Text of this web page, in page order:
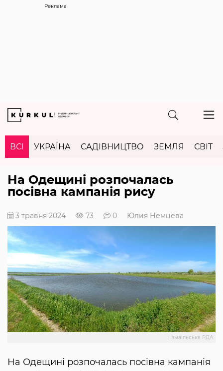
Реклама
ВСІ УКРАЇНА САДІВНИЦТВО ЗЕМЛЯ СВІТ
На Одещині розпочалась
посівна кампанія рису
3 травня 2024 73 0 Юлия Немцева
Ізмаїльська РДА
На Одещині розпочалась посівна кампанія